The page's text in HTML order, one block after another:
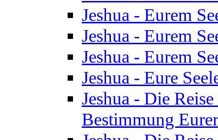
Jeshua - Eurem
Jeshua - Eurem
Jeshua - Eurem
Jeshua - Eure
Jeshua - Die
Bestimmung